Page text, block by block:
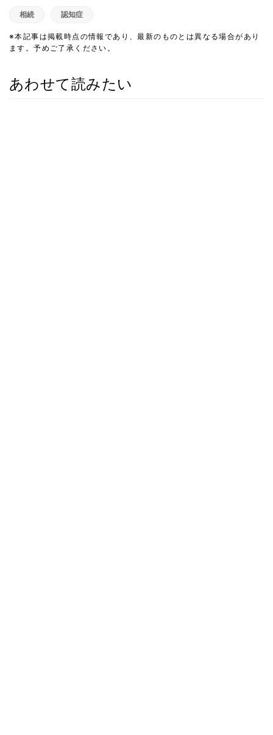
相続 認知症
※本記事は掲載時点の情報であり、最新のものとは異なる場合があり
ます。予めご了承ください。
あわせて読みたい